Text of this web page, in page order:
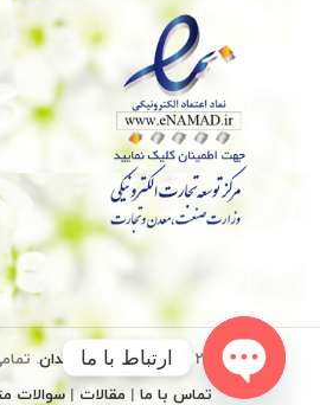
© 2026 کالای خواب سید خندان.
تماس با ما | مقالات |سوالات
ارتباط با ما